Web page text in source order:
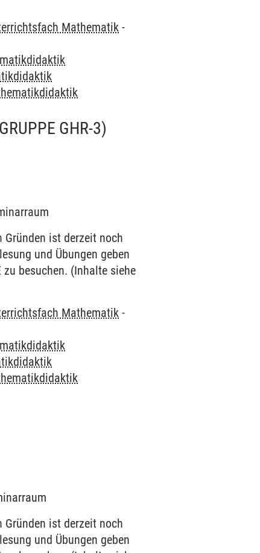
Mathematik -
GHR-3)
Gründen ist derzeit noch
und Übungen geben
besuchen. (Inhalte siehe
Mathematik -
Gründen ist derzeit noch
und Übungen geben